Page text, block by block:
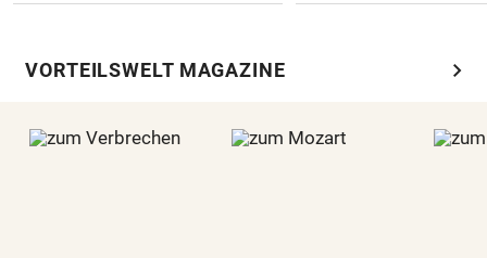
VORTEILSWELT MAGAZINE chevron_right